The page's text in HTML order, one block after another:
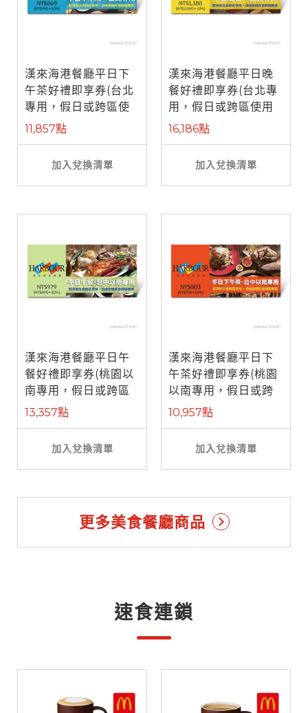
漢來海港餐廳平日下
午茶好禮即享券(台北
專用，假日或跨區使
用需補差額)
11,857點
加入兌換清單
漢來海港餐廳平日晚
餐好禮即享券(台北專
用，假日或跨區使用
需補差額)
16,186點
加入兌換清單
漢來海港餐廳平日午
餐好禮即享券(桃園以
南專用，假日或跨區
使用補需差 ...
13,357點
加入兌換清單
漢來海港餐廳平日下
午茶好禮即享券(桃園
以南專用，假日或跨
區使用補需 ...
10,957點
加入兌換清單
更多美食餐廳商品
速食連鎖